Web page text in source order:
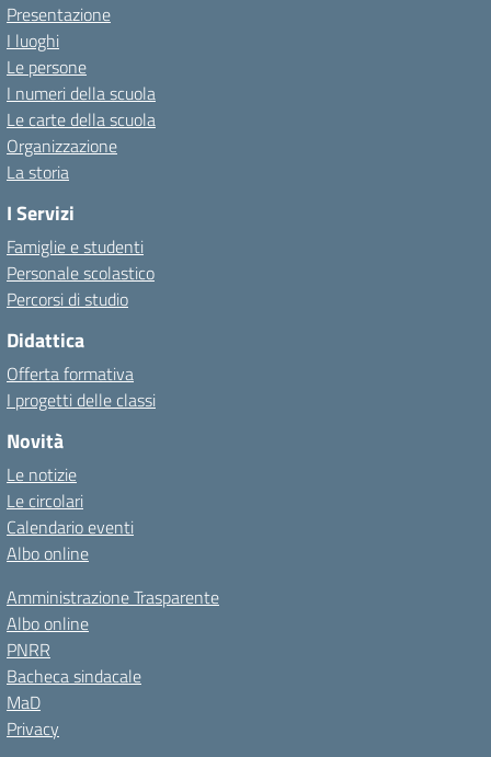
Presentazione
I luoghi
Le persone
I numeri della scuola
Le carte della scuola
Organizzazione
La storia
I Servizi
Famiglie e studenti
Personale scolastico
Percorsi di studio
Didattica
Offerta formativa
I progetti delle classi
Novità
Le notizie
Le circolari
Calendario eventi
Albo online
Amministrazione Trasparente
Albo online
PNRR
Bacheca sindacale
MaD
Privacy